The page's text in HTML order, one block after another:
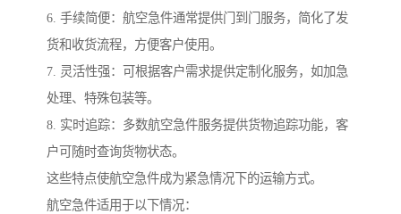
6. 手续简便：航空急件通常提供门到门服务，简化了发
货和收货流程，方便客户使用。
7. 灵活性强：可根据客户需求提供定制化服务，如加急
处理、特殊包装等。
8. 实时追踪：多数航空急件服务提供货物追踪功能，客
户可随时查询货物状态。
这些特点使航空急件成为紧急情况下的运输方式。
航空急件适用于以下情况：